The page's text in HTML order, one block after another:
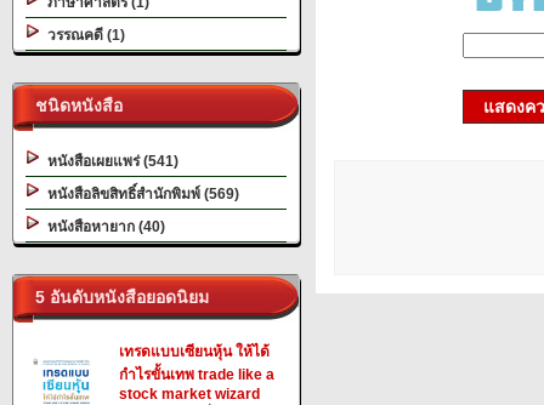
วรรณคดี (1)
ชนิดหนังสือ
หนังสือเผยแพร่ (541)
หนังสือลิขสิทธิ์สำนักพิมพ์ (569)
หนังสือหายาก (40)
5 อันดับหนังสือยอดนิยม
เทรดแบบเซียนหุ้น ให้ได้
กำไรขั้นเทพ trade like a
stock market wizard
แสดงค